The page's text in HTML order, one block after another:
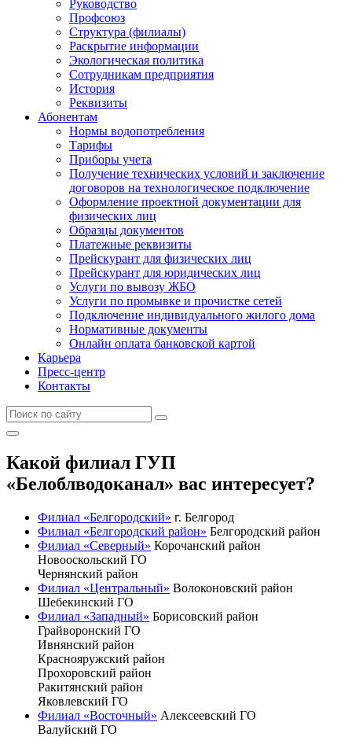
Руководство
Профсоюз
Структура (филиалы)
Раскрытие информации
Экологическая политика
Сотрудникам предприятия
История
Реквизиты
Абонентам
Нормы водопотребления
Тарифы
Приборы учета
Получение технических условий и заключение
договоров на технологическое подключение
Оформление проектной документации для
физических лиц
Образцы документов
Платежные реквизиты
Прейскурант для физических лиц
Прейскурант для юридических лиц
Услуги по вывозу ЖБО
Услуги по промывке и прочистке сетей
Подключение индивидуального жилого дома
Нормативные документы
Онлайн оплата банковской картой
Карьера
Пресс-центр
Контакты
Какой филиал ГУП
«Белоблводоканал» вас интересует?
Филиал «Белгородский» г. Белгород
Филиал «Белгородский район» Белгородский район
Филиал «Северный» Корочанский район
Новооскольский ГО
Чернянский район
Филиал «Центральный» Волоконовский район
Шебекинский ГО
Филиал «Западный» Борисовский район
Грайворонский ГО
Ивнянский район
Краснояружский район
Прохоровский район
Ракитянский район
Яковлевский ГО
Филиал «Восточный» Алексеевский ГО
Валуйский ГО